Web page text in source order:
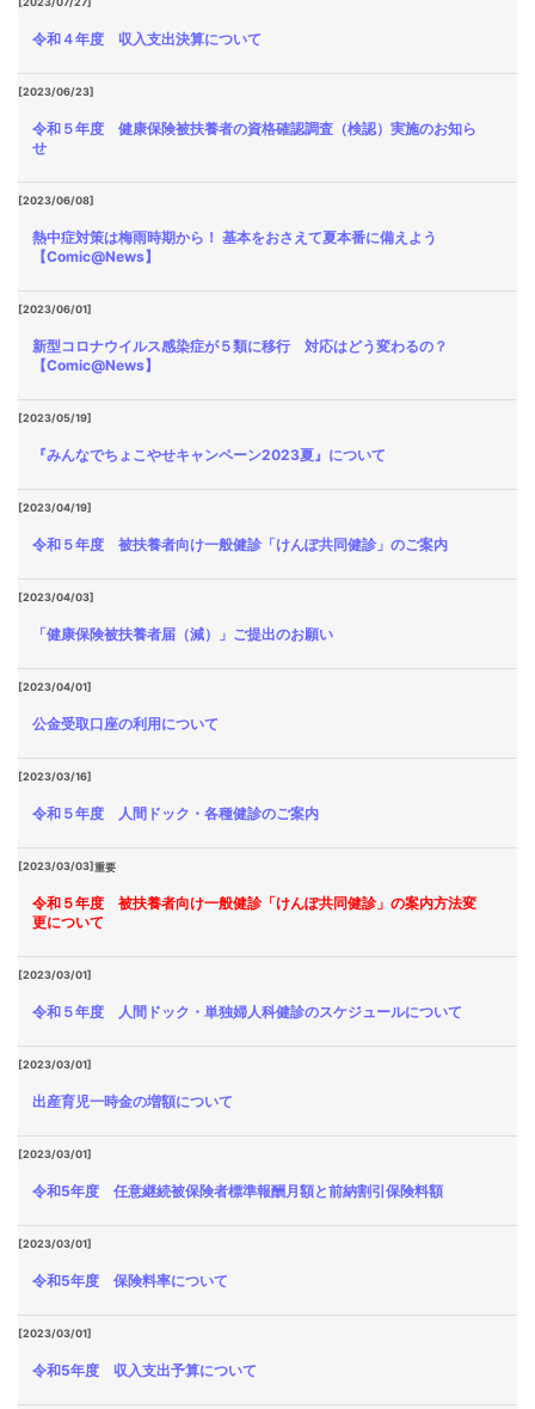
令和４年度 収入支出決算について
[2023/06/23]
令和５年度 健康保険被扶養者の資格確認調査（検認）実施のお知ら
せ
[2023/06/08]
熱中症対策は梅雨時期から！ 基本をおさえて夏本番に備えよう
【Comic@News】
[2023/06/01]
新型コロナウイルス感染症が５類に移行 対応はどう変わるの？
【Comic@News】
[2023/05/19]
『みんなでちょこやせキャンペーン2023夏』について
[2023/04/19]
令和５年度 被扶養者向け一般健診「けんぽ共同健診」のご案内
[2023/04/03]
「健康保険被扶養者届（減）」ご提出のお願い
[2023/04/01]
公金受取口座の利用について
[2023/03/16]
令和５年度 人間ドック・各種健診のご案内
[2023/03/03]重要
令和５年度 被扶養者向け一般健診「けんぽ共同健診」の案内方法変
更について
[2023/03/01]
令和５年度 人間ドック・単独婦人科健診のスケジュールについて
[2023/03/01]
出産育児一時金の増額について
[2023/03/01]
令和5年度 任意継続被保険者標準報酬月額と前納割引保険料額
[2023/03/01]
令和5年度 保険料率について
[2023/03/01]
令和5年度 収入支出予算について